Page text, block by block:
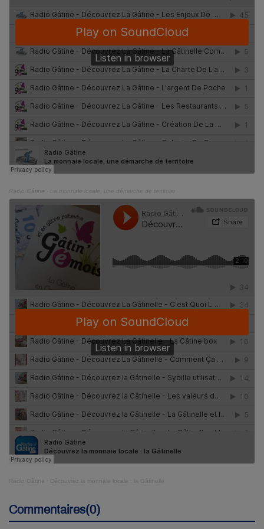
Radio Gâtine La monnaie locale, une démarche de territoire
Radio Gâtine Découvrez la monnaie locale : la Gâtinelle
Commentaires(0)